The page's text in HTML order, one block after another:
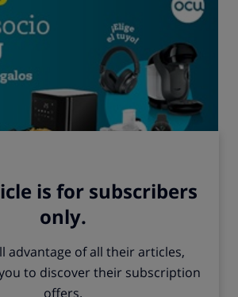
A ELEGIR LOS
MÁS BARATOS